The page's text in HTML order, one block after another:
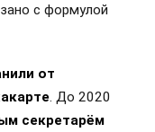
с формулой
от
. До 2020
секретарём